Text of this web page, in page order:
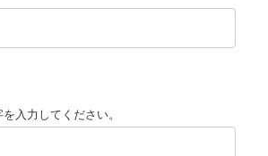
入力してください。